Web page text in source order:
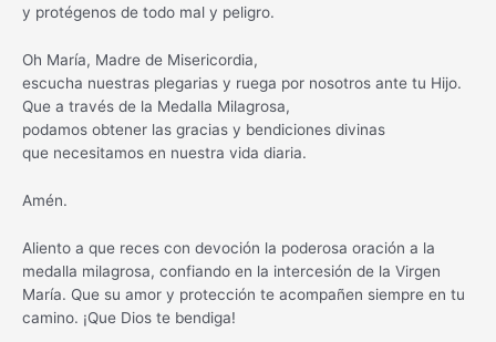
y protégenos de todo mal y peligro.
Oh María, Madre de Misericordia,
escucha nuestras plegarias y ruega por nosotros ante tu Hijo.
Que a través de la Medalla Milagrosa,
podamos obtener las gracias y bendiciones divinas
que necesitamos en nuestra vida diaria.
Amén.
Aliento a que reces con devoción la poderosa oración a la
medalla milagrosa, confiando en la intercesión de la Virgen
María. Que su amor y protección te acompañen siempre en tu
camino. ¡Que Dios te bendiga!